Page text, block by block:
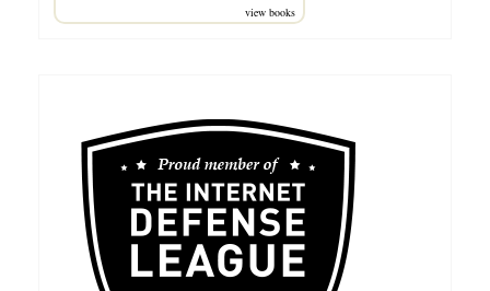
view books